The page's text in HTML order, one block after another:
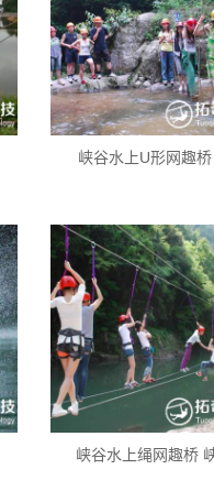
峡谷水上U形网趣
峡谷水上绳网趣桥